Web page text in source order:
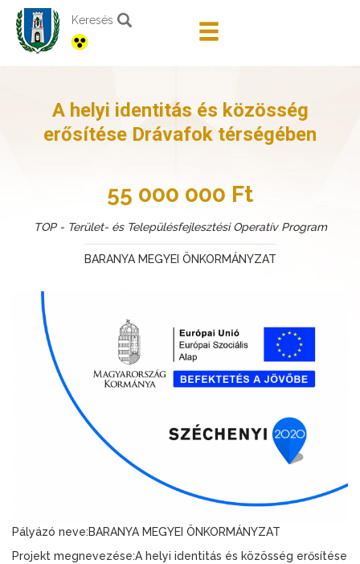
Keresés
A helyi identitás és közösség
erősítése Drávafok térségében
55 000 000 Ft
TOP - Terület- és Településfejlesztési Operatív Program
BARANYA MEGYEI ÖNKORMÁNYZAT
Pályázó neve:BARANYA MEGYEI ÖNKORMÁNYZAT
Projekt megnevezése:A helyi identitás és közösség erősítése